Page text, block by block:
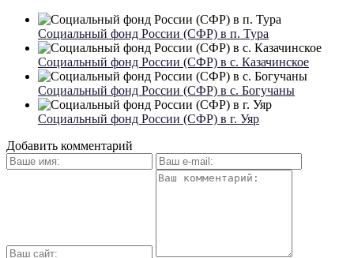
Социальный фонд России (СФР) в п. Тура
Социальный фонд России (СФР) в с. Казачинское
Социальный фонд России (СФР) в с. Богучаны
Социальный фонд России (СФР) в г. Уяр
Добавить комментарий